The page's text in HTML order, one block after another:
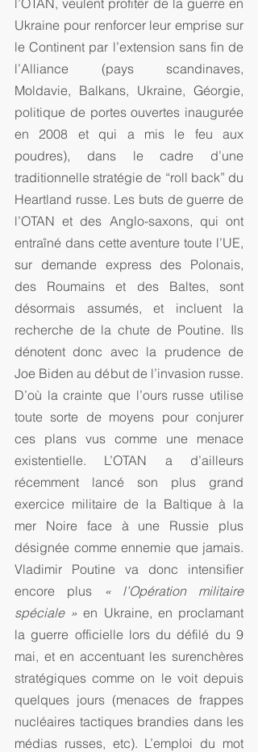
Ukraine pour renforcer leur emprise sur
le Continent par l’extension sans fin de
l’Alliance (pays scandinaves,
Moldavie, Balkans, Ukraine, Géorgie,
politique de portes ouvertes inaugurée
en 2008 et qui a mis le feu aux
poudres), dans le cadre d’une
traditionnelle stratégie de “roll back” du
Heartland russe. Les buts de guerre de
l’OTAN et des Anglo-saxons, qui ont
entraîné dans cette aventure toute l’UE,
sur demande express des Polonais,
des Roumains et des Baltes, sont
désormais assumés, et incluent la
recherche de la chute de Poutine. Ils
dénotent donc avec la prudence de
Joe Biden au début de l’invasion russe.
D’où la crainte que l’ours russe utilise
toute sorte de moyens pour conjurer
ces plans vus comme une menace
existentielle. L’OTAN a d’ailleurs
récemment lancé son plus grand
exercice militaire de la Baltique à la
mer Noire face à une Russie plus
désignée comme ennemie que jamais.
Vladimir Poutine va donc intensifier
encore plus
« l’Opération militaire
spéciale » en Ukraine, en proclamant
la guerre officielle lors du défilé du 9
mai, et en accentuant les surenchères
stratégiques comme on le voit depuis
quelques jours (menaces de frappes
nucléaires tactiques brandies dans les
médias russes, etc). L’emploi du mot